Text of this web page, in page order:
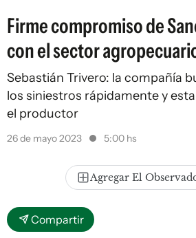
Firme compromiso de
con el sector
Sebastián Trivero: la compañía
los siniestros rápidamente y
el productor
26 de mayo 2023 5:00 hs
Agregar El
Compartir